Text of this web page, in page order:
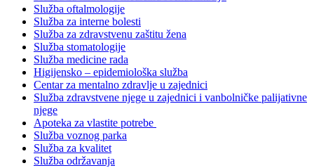
Služba oftalmologije
Služba za interne bolesti
Služba za zdravstvenu zaštitu žena
Služba stomatologije
Služba medicine rada
Higijensko – epidemiološka služba
Centar za mentalno zdravlje u zajednici
Služba zdravstvene njege u zajednici i vanbolničke palijativne
njege
Apoteka za vlastite potrebe
Služba voznog parka
Služba za kvalitet
Služba održavanja